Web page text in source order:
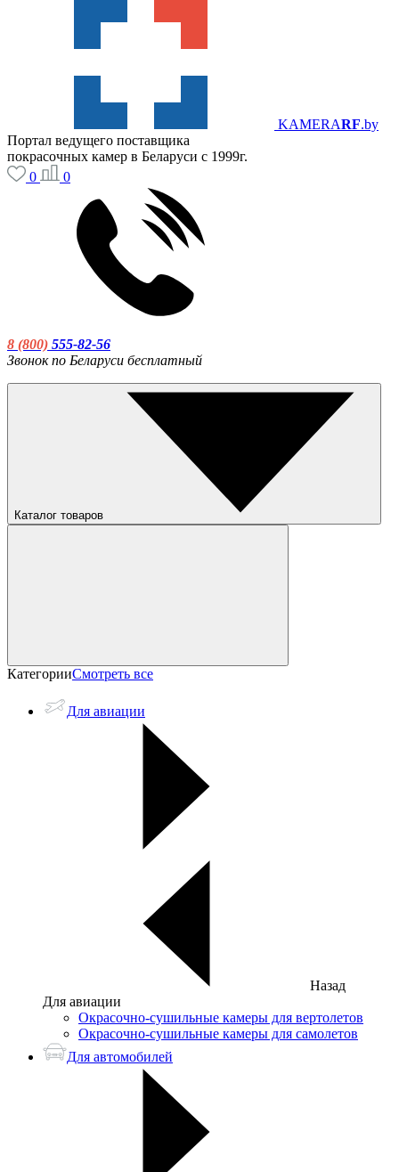
KAMERARF.by
Портал ведущего поставщика
покрасочных камер в Беларуси с 1999г.
0
0
8 (800) 555-82-56
Звонок по Беларуси бесплатный
Каталог товаров
КатегорииСмотреть все
Для авиации
Назад
Для авиации
Окрасочно-сушильные камеры для вертолетов
Окрасочно-сушильные камеры для самолетов
Для автомобилей